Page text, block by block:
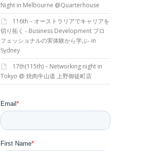
Night in Melbourne @Quarterhouse
116th – オーストラリアでキャリアを
切り拓く ‐ Business Development プロ
フェッショナルの実体験から学ぶ‐ in
Sydney
17th(115th) – Networking night in
Tokyo @ 焼肉牛山道 上野御徒町店